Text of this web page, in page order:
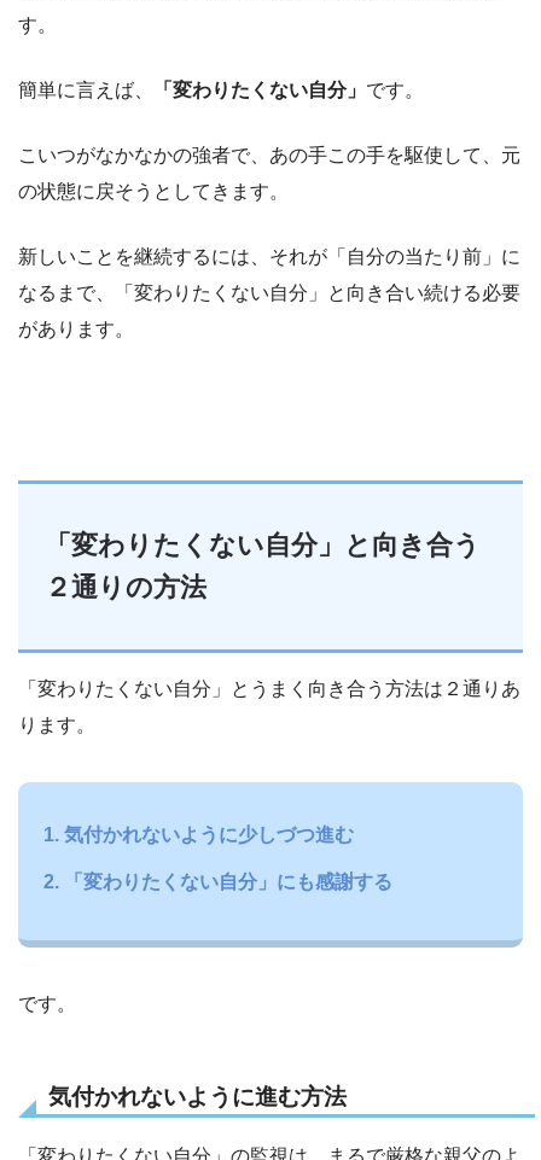
す。
簡単に言えば、 「変わりたくない自分」 です。
こいつがなかなかの強者で、あの手この手を駆使して、元
の状態に戻そうとしてきます。
新しいことを継続するには、それが「自分の当たり前」に
なるまで、「変わりたくない自分」と向き合い続ける必要
があります。
「変わりたくない自分」と向き合う
２通りの方法
「変わりたくない自分」とうまく向き合う方法は２通りあ
ります。
気付かれないように少しづつ進む
「変わりたくない自分」にも感謝する
です。
気付かれないように進む方法
「変わりたくない自分」の監視は、まるで厳格な親父のよ